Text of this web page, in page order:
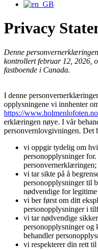
Privacy
Denne
kontrollert februar 12, 2026,
fastboende i Canada.
I denne
opplysningene vi innhenter
https://
erklæringen nøye. I vår
personvernlovgivningen. Det
vi oppgir tydelig om
personopplysninger
personvernerklæringen;
vi tar sikte på å
personopplysninger til
nødvendige for
vi ber først om ditt
personopplysninger i
vi tar nødvendige
personopplysninger og
behandler
vi respekterer din rett